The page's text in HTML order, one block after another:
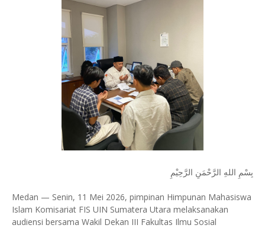
بِسْمِ اللهِ الرَّحْمَنِ الرَّحِيْمِ
Medan — Senin, 11 Mei 2026, pimpinan Himpunan Mahasiswa
Islam Komisariat FIS UIN Sumatera Utara melaksanakan
audiensi bersama Wakil Dekan III Fakultas Ilmu Sosial